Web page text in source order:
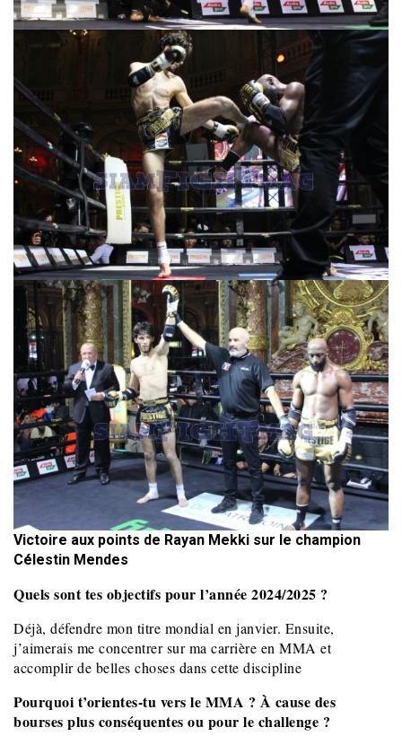
Victoire aux points de Rayan Mekki sur le champion
Célestin Mendes
Quels sont tes objectifs pour l’année 2024/2025 ?
Déjà, défendre mon titre mondial en janvier. Ensuite,
j’aimerais me concentrer sur ma carrière en MMA et
accomplir de belles choses dans cette discipline
Pourquoi t’orientes-tu vers le MMA ? À cause des
bourses plus conséquentes ou pour le challenge ?